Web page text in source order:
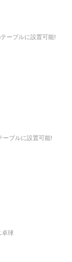
ーブルに設置可能!
ーブルに設置可能!
卓球